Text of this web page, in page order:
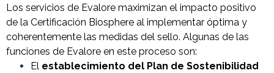
Los servicios de Evalore maximizan el impacto positivo
de la Certificación Biosphere al implementar óptima y
coherentemente las medidas del sello. Algunas de las
funciones de Evalore en este proceso son:
El establecimiento del Plan de Sostenibilidad